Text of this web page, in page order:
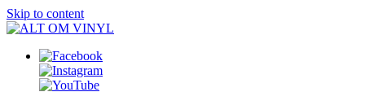
Skip to content